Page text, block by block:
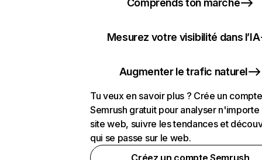
Comprends ton marché
Mesurez votre visibilité dans l’IA
Augmenter le trafic naturel
Tu veux en savoir plus ? Crée un compte
Semrush gratuit pour analyser n'importe
site web, suivre les tendances et
qui se passe sur le web.
Créez un compte Semrush